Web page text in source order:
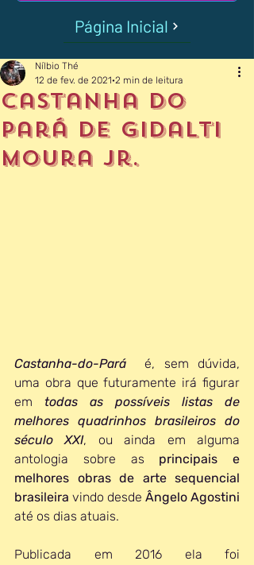
Página Inicial
Castanha do
pará de gidalti
moura jr.
Nílbio Thé
12 de fev. de 2021 2 min de leitura
Castanha-do-Pará
  é, sem dúvida,
uma obra que futuramente irá figurar
em todas as possíveis listas de
melhores quadrinhos brasileiros do
século XXI, ou ainda em alguma
antologia sobre as principais e
melhores obras de arte sequencial
brasileira vindo desde Ângelo Agostini
até os dias atuais.
Publicada em 2016 ela foi